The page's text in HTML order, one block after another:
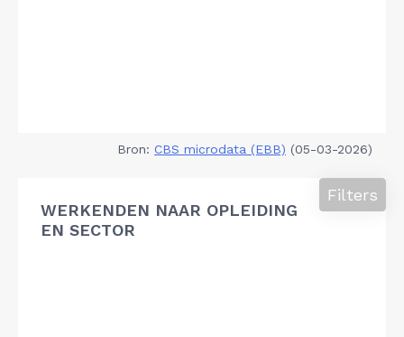
Bron: CBS microdata (EBB) (05-03-2026)
WERKENDEN NAAR OPLEIDING
EN SECTOR
Filters